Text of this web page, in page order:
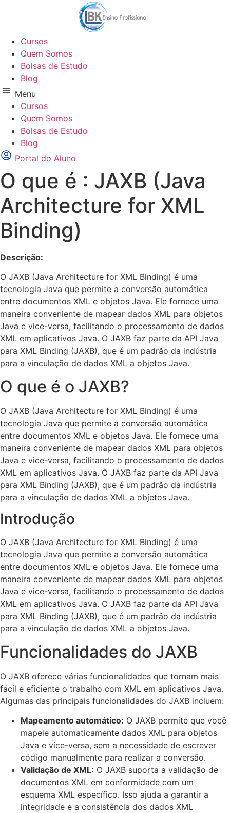
conteúdo
Cursos
Quem Somos
Bolsas de Estudo
Blog
Menu
Cursos
Quem Somos
Bolsas de Estudo
Blog
Portal do Aluno
O que é : JAXB (Java
Architecture for XML
Binding)
Descrição:
O JAXB (Java Architecture for XML Binding) é uma
tecnologia Java que permite a conversão automática
entre documentos XML e objetos Java. Ele fornece uma
maneira conveniente de mapear dados XML para objetos
Java e vice-versa, facilitando o processamento de dados
XML em aplicativos Java. O JAXB faz parte da API Java
para XML Binding (JAXB), que é um padrão da indústria
para a vinculação de dados XML a objetos Java.
O que é o JAXB?
O JAXB (Java Architecture for XML Binding) é uma
tecnologia Java que permite a conversão automática
entre documentos XML e objetos Java. Ele fornece uma
maneira conveniente de mapear dados XML para objetos
Java e vice-versa, facilitando o processamento de dados
XML em aplicativos Java. O JAXB faz parte da API Java
para XML Binding (JAXB), que é um padrão da indústria
para a vinculação de dados XML a objetos Java.
Introdução
O JAXB (Java Architecture for XML Binding) é uma
tecnologia Java que permite a conversão automática
entre documentos XML e objetos Java. Ele fornece uma
maneira conveniente de mapear dados XML para objetos
Java e vice-versa, facilitando o processamento de dados
XML em aplicativos Java. O JAXB faz parte da API Java
para XML Binding (JAXB), que é um padrão da indústria
para a vinculação de dados XML a objetos Java.
Funcionalidades do JAXB
O JAXB oferece várias funcionalidades que tornam mais
fácil e eficiente o trabalho com XML em aplicativos Java.
Algumas das principais funcionalidades do JAXB incluem:
Mapeamento automático: O JAXB permite que você
mapeie automaticamente dados XML para objetos
Java e vice-versa, sem a necessidade de escrever
código manualmente para realizar a conversão.
Validação de XML: O JAXB suporta a validação de
documentos XML em conformidade com um
esquema XML específico. Isso ajuda a garantir a
integridade e a consistência dos dados XML